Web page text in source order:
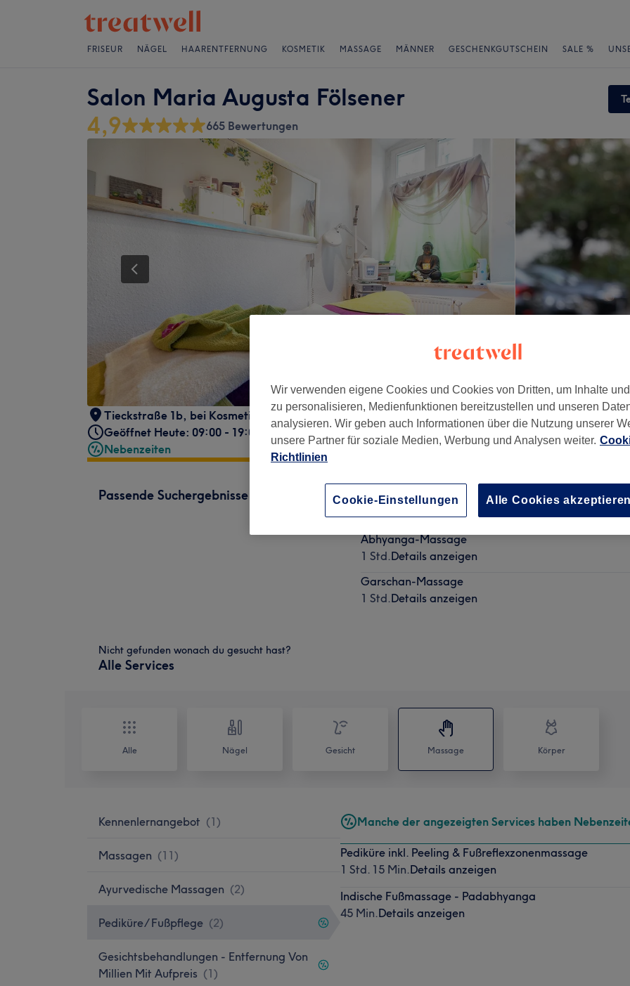
FRISEUR NÄGEL HAARENTFERNUNG KOSMETIK MASSAGE MÄNNER GESCHENKGUTSCHEIN SALE %
Salon Maria Augusta Fölsener
4,9 665 Bewertungen
Tieckstraße 1b, bei Kosmetik Britta , Berlin, 10115
Geöffnet Heute: 09:00 - 19:00
Nebenzeiten
Passende Suchergebnisse
Indische Fußmassage - Padabhyanga
Abhyanga-Massage
1 Std.Details anzeigen
Garschan-Massage
1 Std.Details anzeigen
Nicht gefunden wonach du gesucht hast?
Alle Services
Alle Nägel Gesicht Massage Körper
Kennenlernangebot (1)
Massagen (11)
Ayurvedische Massagen (2)
Pediküre/ Fußpflege (2)
Gesichtsbehandlungen - Entfernung Von
Millien Mit Aufpreis (1)
Manche der angezeigten Services haben
Pediküre inkl. Peeling & Fußreflexzonenmassage
1 Std. 15 Min.Details anzeigen
Indische Fußmassage - Padabhyanga
45 Min.Details anzeigen
Wir verwenden eigene Cookies und Cookies von Dritten, um Inhalte
zu personalisieren, Medienfunktionen bereitzustellen und unseren
analysieren. Wir geben auch Informationen über die Nutzung unserer
unsere Partner für soziale Medien, Werbung und Analysen weiter.
Richtlinien
Cookie-Einstellungen Alle Cookies